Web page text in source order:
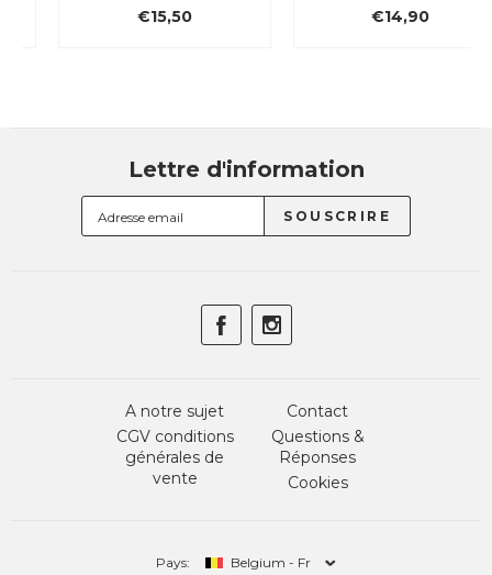
€15,50 €14,90
Lettre d'information
A notre sujet
CGV conditions
générales de
vente
Contact
Questions &
Réponses
Cookies
Pays: Belgium - Fr